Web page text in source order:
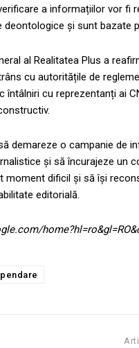
a informațiilor vor fi
și sunt bazate
al Realitatea Plus a
cu autoritățile de
întâlniri cu reprezentanți ai
demareze o campanie de
și să încurajeze un
dificil și să își
editorială.